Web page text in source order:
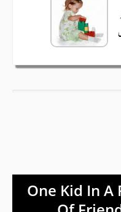
One Kid In A